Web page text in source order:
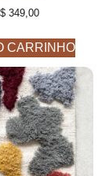
349,00
CARRINHO